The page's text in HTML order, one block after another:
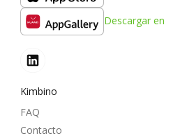
Descargar en
Kimbino
FAQ
Contacto